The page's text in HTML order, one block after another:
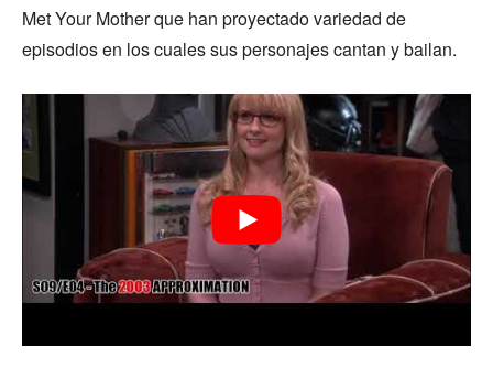
Met Your Mother que han proyectado variedad de
episodios en los cuales sus personajes cantan y bailan.